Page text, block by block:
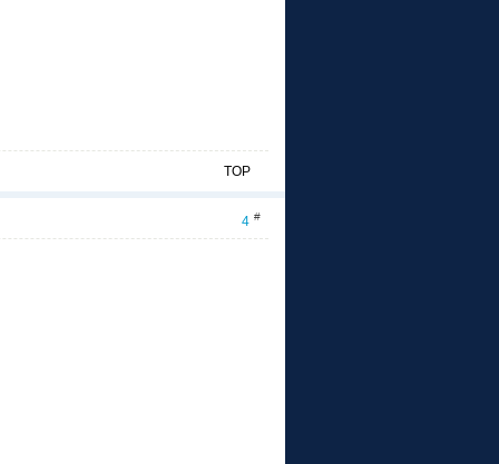
TOP
4 #
TIME+ COMMAND
0.3 0:00.26 sshd